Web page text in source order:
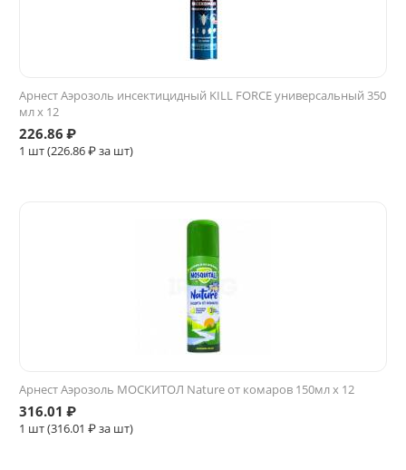
Арнест Аэрозоль инсектицидный KILL FORCE универсальный 350
мл х 12
226.86 ₽
1 шт (226.86₽ за шт)
Арнест Аэрозоль МОСКИТОЛ Nature от комаров 150мл х 12
316.01 ₽
1 шт (316.01 ₽ за шт)